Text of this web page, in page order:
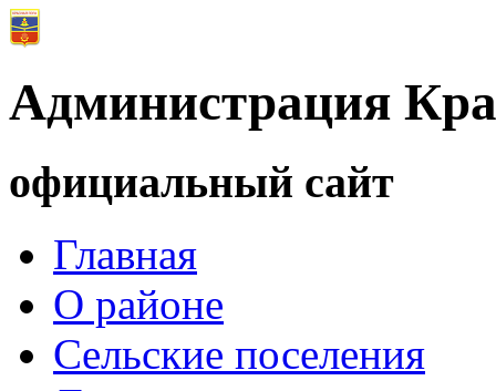
Администрация
официальный сайт
Главная
О районе
Сельские поселения